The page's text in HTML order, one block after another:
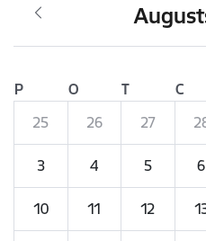
P O T C
25
26 27
3 4 5 6
10 11 12